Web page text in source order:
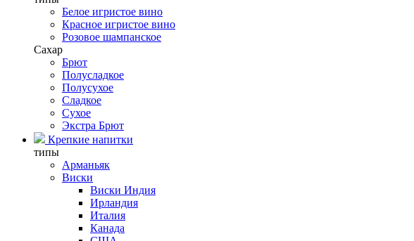
Белое игристое вино
Красное игристое вино
Розовое шампанское
Сахар
Брют
Полусладкое
Полусухое
Сладкое
Сухое
Экстра Брют
Крепкие напитки
типы
Арманьяк
Виски
Виски Индия
Ирландия
Италия
Канада